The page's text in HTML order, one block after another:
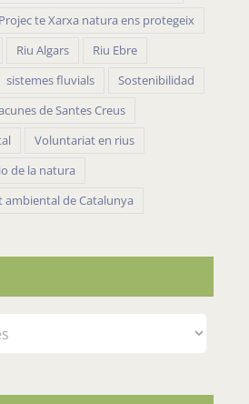
Projec te Xarxa natura ens protegeix
Riu Algars
Riu Ebre
sistemes fluvials
Sostenibilidad
de Santes Creus
Voluntariat en rius
de la natura
de Catalunya